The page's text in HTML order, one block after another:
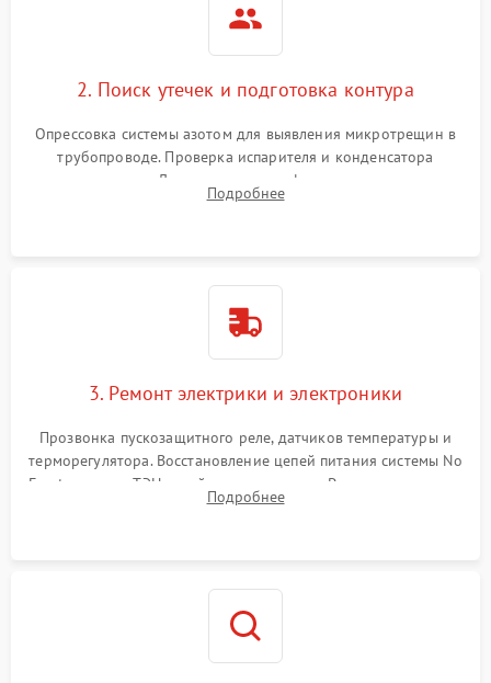
2. Поиск утечек и подготовка контура
Опрессовка системы азотом для выявления микротрещин в
трубопроводе. Проверка испарителя и конденсатора
течеискателем. Демонтаж старого фильтра-осушителя и
продувка капиллярной трубки для устранения засоров.
Подробнее
3. Ремонт электрики и электроники
Прозвонка пускозащитного реле, датчиков температуры и
терморегулятора. Восстановление цепей питания системы No
Frost, включая ТЭН оттайки и вентилятор. Ремонт или замена
платы управления при сбоях алгоритмов.
Подробнее